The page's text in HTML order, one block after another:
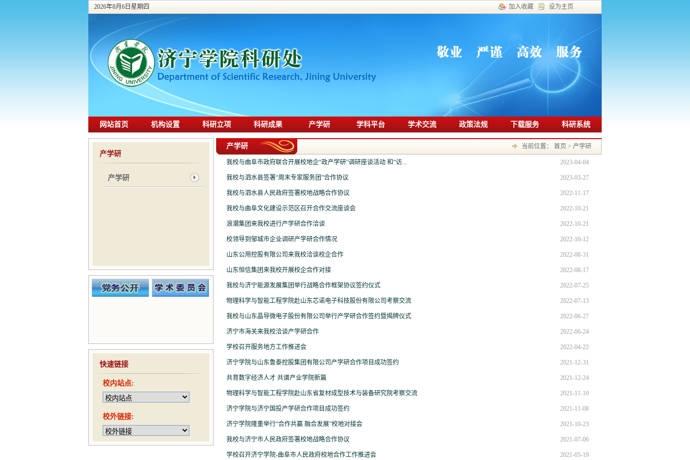
2026年8月6日星期四 加入收藏 设为主页
网站首页 机构设置 科研立项 科研成果 产学研 学科平台 学术交流 政策法规 下载服务 科研系统
产学研
产学研
快速链接
校内站点:
校外链接:
当前位置： 首页 > 产学研
产学研
2023-04-04
我校与曲阜市政府联合开展校地企“政产学研”调研座谈活动 和“访...
2023-03-27
我校与泗水县签署“周末专家服务团”合作协议
2022-11-17
我校与泗水县人民政府签署校地战略合作协议
2022-10-21
我校与曲阜文化建设示范区召开合作交流座谈会
2022-10-21
浪潮集团来我校进行产学研合作洽谈
2022-10-12
校领导到邹城市企业调研产学研合作情况
2022-08-31
山东公用控股有限公司来我校洽谈校企合作
2022-08-17
山东恒信集团来我校开展校企合作对接
2022-07-25
我校与济宁能源发展集团举行战略合作框架协议签约仪式
2022-07-13
物理科学与智能工程学院赴山东芯诺电子科技股份有限公司考察交流
2022-06-27
我校与山东晶导微电子股份有限公司举行产学研合作签约暨揭牌仪式
2022-06-24
济宁市海关来我校洽谈产学研合作
2022-04-22
学校召开服务地方工作推进会
2021-12-31
济宁学院与山东鲁泰控股集团有限公司产学研合作项目成功签约
2021-12-24
共育数字经济人才 共谱产业学院新篇
2021-11-10
物理科学与智能工程学院赴山东省复材成型技术与装备研究院考察交流
2021-11-08
济宁学院与济宁国投产学研合作项目成功签约
2021-10-23
济宁学院隆重举行“合作共赢 融合发展”校地对接会
2021-07-06
我校与济宁市人民政府签署校地战略合作协议
2021-05-19
学校召开济宁学院-曲阜市人民政府校地合作工作推进会